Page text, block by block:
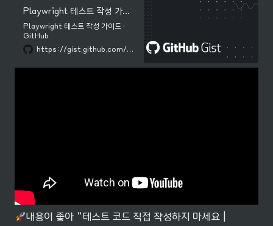
Playwright 테스트 작성 가이드
Playwright 테스트 작성 가이드 ·
GitHub
https://gist.github.com/devbrother2024/7803601764476f79dbdfaf312a7e2454
내용이 좋아 “테스트 코드 직접 작성하지 마세요 |